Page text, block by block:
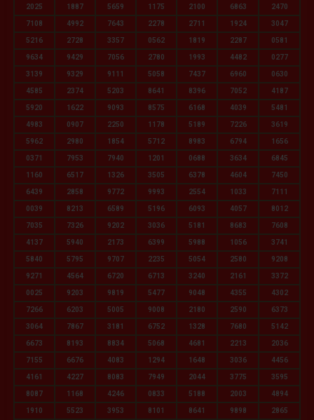
2025 1887 5659 1175 2100 6863 2470
7108 4992 7643 2278 2711 1924 3047
5216 2728 3357 0562 1819 2287 0581
9634 9429 7056 2780 1993 4482 0277
3139 9329 9111 5058 7437 6960 0630
4585 2374 5203 8641 8396 7052 4187
5920 1622 9093 8575 6168 4039 5481
4983 0907 2250 1178 5189 7226 3619
5962 2980 1854 5712 8983 6794 1656
0371 7953 7940 1201 0688 3634 6845
1160 6517 1326 3505 6378 4604 7450
6439 2858 9772 9993 2554 1033 7111
0039 8213 6589 5196 6093 4057 8012
7035 7326 9202 3036 5181 8683 7608
4137 5940 2173 6399 5988 1056 3741
5840 5795 9707 2235 5054 2580 9208
9271 4564 6720 6713 3240 2161 3372
0025 9203 9819 5477 9048 4355 4302
7266 6203 5005 9008 2180 2590 6373
3064 7867 3181 6752 1328 7680 5142
6673 8193 8834 5068 4681 2213 2036
7155 6676 4083 1294 1648 3036 4456
4161 4227 8083 7949 2044 3775 3595
8087 1168 4246 0833 5188 2003 4894
1910 5523 3953 8101 8641 9898 2865